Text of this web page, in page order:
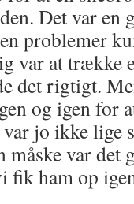
Det var en
problemer
var at trække
det rigtigt.
og igen for
var jo ikke
måske var det
fik ham op